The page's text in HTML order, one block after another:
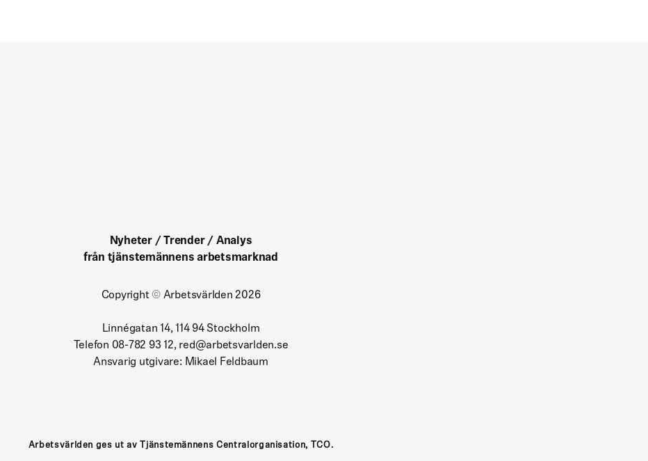
Nyheter / Trender / Analys
från tjänstemännens arbetsmarknad
Copyright ©Arbetsvärlden 2026
Linnégatan 14, 114 94 Stockholm
Telefon 08-782 93 12, red@arbetsvarlden.se
Ansvarig utgivare: Mikael Feldbaum
Arbetsvärlden ges ut av Tjänstemännens Centralorganisation, TCO.